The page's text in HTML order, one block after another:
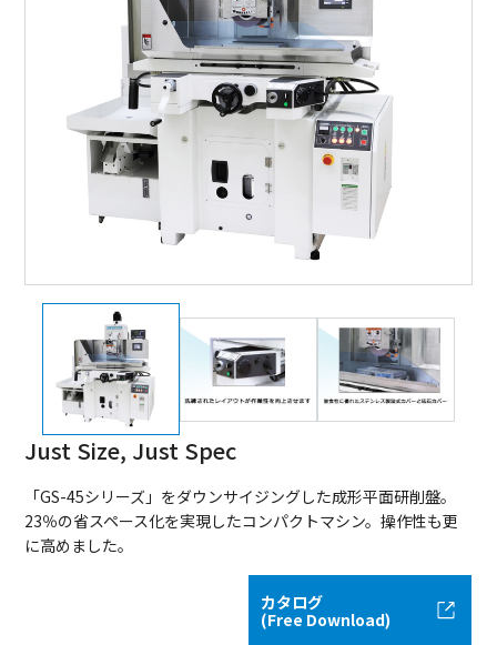
Just Size, Just Spec
「GS-45シリーズ」をダウンサイジングした成形平面研削盤。
23％の省スペース化を実現したコンパクトマシン。操作性も更
に高めました。
カタログ
(Free Download)